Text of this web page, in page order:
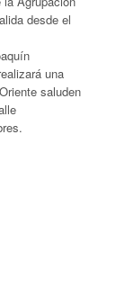
desde el
una
saluden